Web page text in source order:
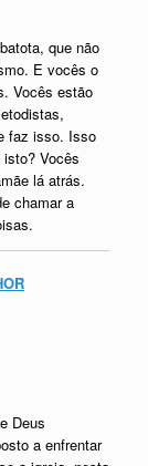
que não
E vocês o
Vocês estão
faz isso. Isso
Vocês
lá atrás.
chamar a
Deus
a enfrentar